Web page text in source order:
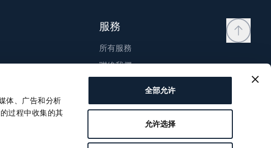
体、广告和分析
过程中收集的其
全部允许
允许选择
服務
所有服務
聯絡我們